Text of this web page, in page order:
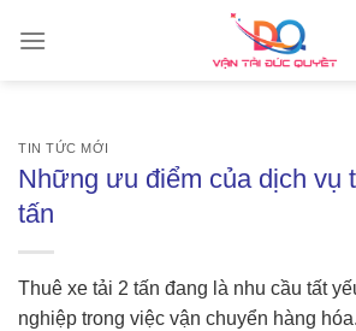
TIN TỨC MỚI
Những ưu điểm của dịch vụ
tấn
Thuê xe tải 2 tấn đang là nhu cầu tất
nghiệp trong việc vận chuyển hàng